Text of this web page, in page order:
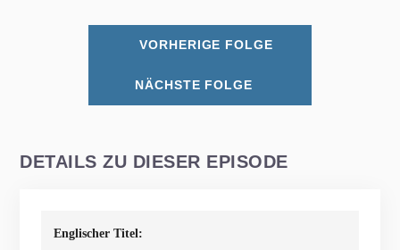
VORHERIGE FOLGE
NÄCHSTE FOLGE
DETAILS ZU DIESER EPISODE
Englischer Titel: